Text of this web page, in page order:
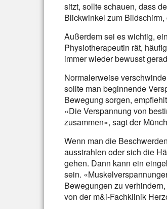
sitzt, sollte schauen, dass
Blickwinkel zum
Außerdem sei es wichtig,
Physiotherapeutin rät,
immer wieder bewusst
Normalerweise
sollte man beginnende
Bewegung sorgen,
«Die Verspannung von
zusammen», sagt der
Wenn man die
ausstrahlen oder sich die
gehen. Dann kann ein
sein.
Bewegungen zu
von der m&i-Fachklinik